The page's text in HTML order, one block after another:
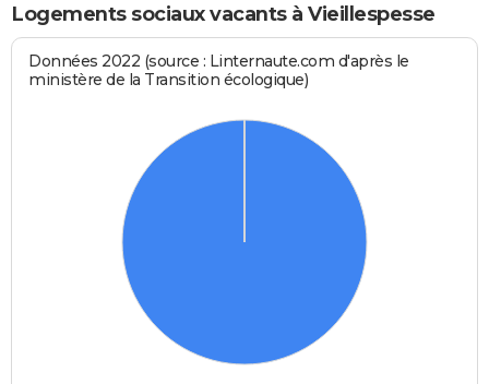
Logements sociaux vacants à Vieillespesse
Données 2022 (source : Linternaute.com d'après le
ministère de la Transition écologique)